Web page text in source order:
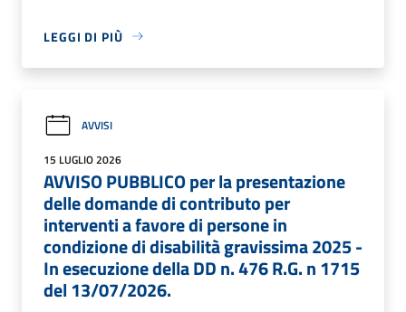
LEGGI DI PIÙ
AVVISI
15 LUGLIO 2026
AVVISO PUBBLICO per la presentazione
delle domande di contributo per
interventi a favore di persone in
condizione di disabilità gravissima 2025 -
In esecuzione della DD n. 476 R.G. n 1715
del 13/07/2026.